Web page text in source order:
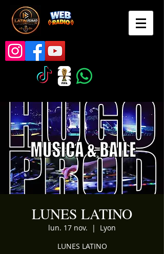
LUNES LATINO
lun. 17 nov.
  |
Lyon
LUNES LATINO